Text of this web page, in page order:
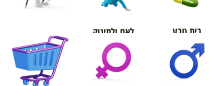
בית טבע לאם ולתינוק
אורטופדיה